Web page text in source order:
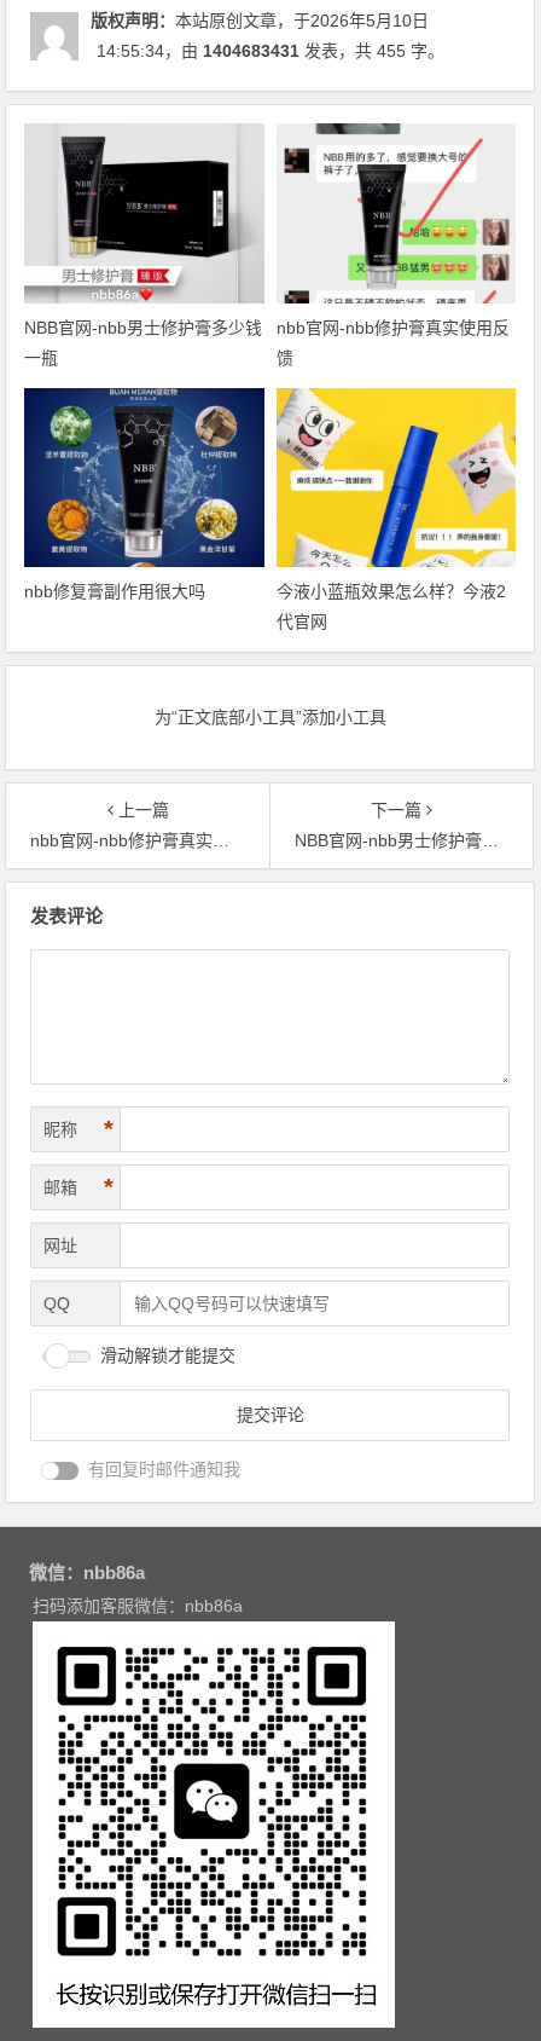
帝油；真大膏版权声明：本站原创文章，于2026年5月10日
14:55:34，由 1404683431 发表，共 455 字。
NBB官网-nbb男士修护膏多少钱
一瓶
nbb官网-nbb修护膏真实使用反
馈
nbb修复膏副作用很大吗
今液小蓝瓶效果怎么样？今液2
代官网
为“正文底部小工具”添加小工具
上一篇
nbb官网-nbb修护膏真实使用反馈
下一篇
NBB官网-nbb男士修护膏多少钱一瓶
发表评论
昵称 *
邮箱 *
网址
QQ
滑动解锁才能提交
有回复时邮件通知我
微信：nbb86a
扫码添加客服微信：nbb86a